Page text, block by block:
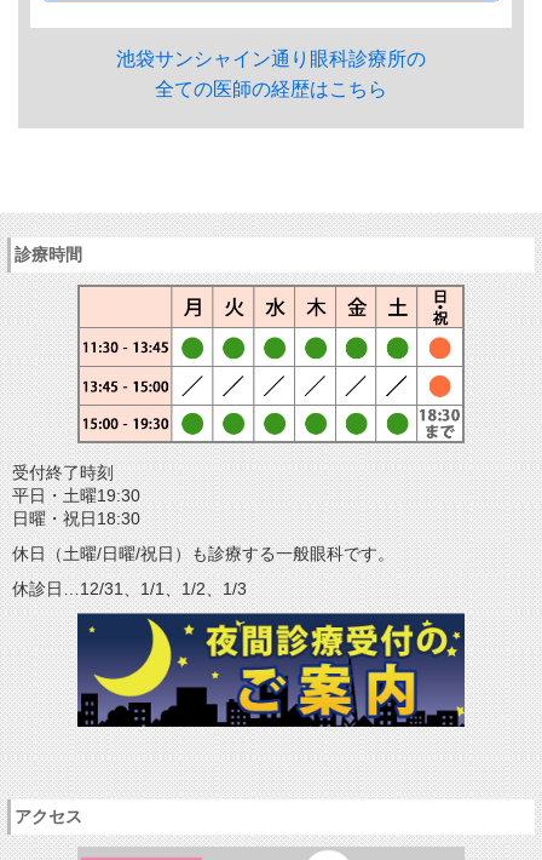
池袋サンシャイン通り眼科診療所の
全ての医師の経歴はこちら
診療時間
受付終了時刻
平日・土曜19:30
日曜・祝日18:30
休日（土曜/日曜/祝日）も診療する一般眼科です。
休診日…12/31、1/1、1/2、1/3
アクセス